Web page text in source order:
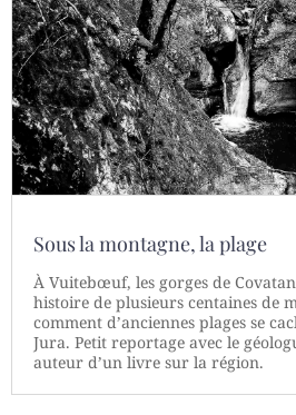
Sous la montagne, la plage
À Vuitebœuf, les gorges de
histoire de plusieurs centaines de
comment d’anciennes plages se
Jura. Petit reportage avec le
auteur d’un livre sur la région.